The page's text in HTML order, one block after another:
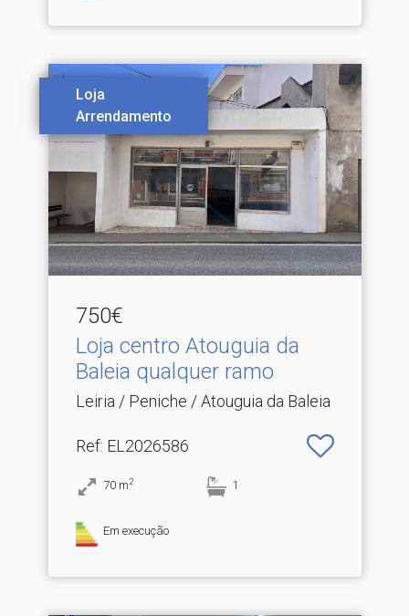
Loja
Arrendamento
750€
Loja centro Atouguia da
Baleia qualquer ramo
Leiria / Peniche / Atouguia da Baleia
Ref: EL2026586
70 m2 1
Em execução